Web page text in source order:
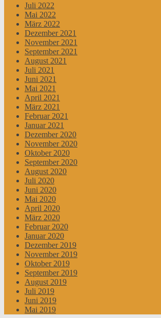
Juli 2022
Mai 2022
März 2022
Dezember 2021
November 2021
September 2021
August 2021
Juli 2021
Juni 2021
Mai 2021
April 2021
März 2021
Februar 2021
Januar 2021
Dezember 2020
November 2020
Oktober 2020
September 2020
August 2020
Juli 2020
Juni 2020
Mai 2020
April 2020
März 2020
Februar 2020
Januar 2020
Dezember 2019
November 2019
Oktober 2019
September 2019
August 2019
Juli 2019
Juni 2019
Mai 2019